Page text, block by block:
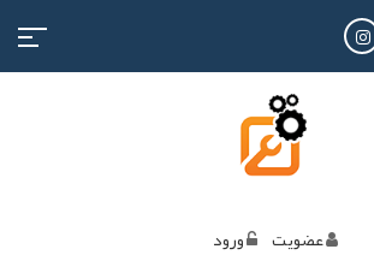
منوی
کاربری
ورود عضويت